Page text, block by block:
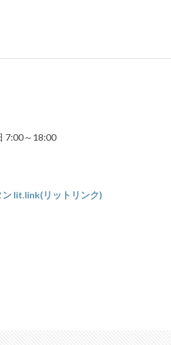
7:00～18:00
lit.link(リットリンク)